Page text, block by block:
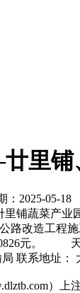
里铺
：2025-05-
铺蔬菜产业
路改造工程
元。 天
联系地址：
）上